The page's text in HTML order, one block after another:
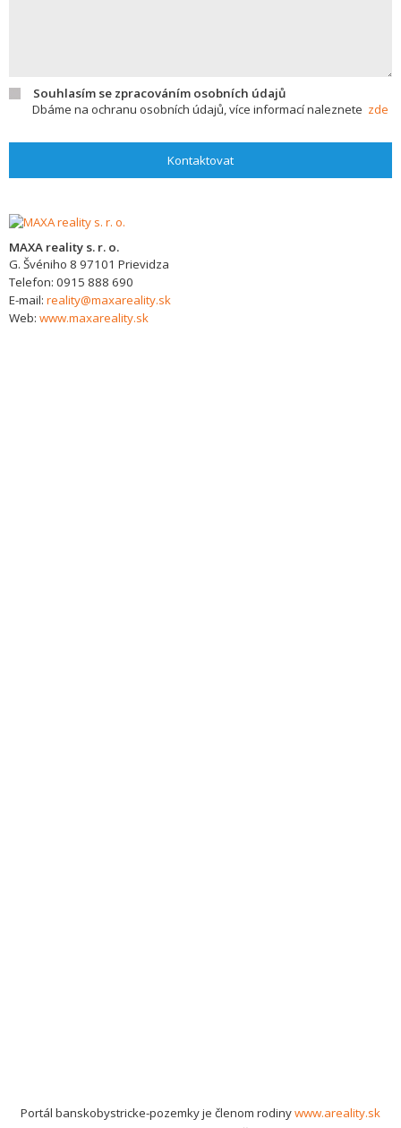
Souhlasím se zpracováním osobních údajů
Dbáme na ochranu osobních údajů, více informací naleznete zde
Kontaktovat
MAXA reality s. r. o.
G. Švéniho 8 97101 Prievidza
Telefon: 0915 888 690
E-mail: reality@maxareality.sk
Web: www.maxareality.sk
Portál banskobystricke-pozemky je členom rodinywww.areality.sk